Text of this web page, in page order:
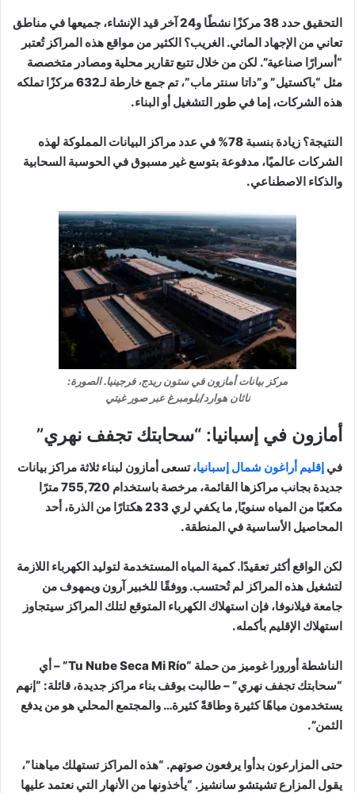
التحقيق حدد 38 مركزًا نشطًا و24 آخر قيد الإنشاء، جميعها في مناطق
تعاني من الإجهاد المائي. الغريب؟ الكثير من مواقع هذه المراكز تُعتبر
“أسرارًا صناعية”. لكن من خلال تتبع تقارير محلية ومصادر متخصصة
مثل “باكستيل” و”داتا سنتر ماب”، تم جمع خارطة لـ632 مركزًا تملكه
هذه الشركات، إما في طور التشغيل أو البناء.
النتيجة؟ زيادة بنسبة 78% في عدد مراكز البيانات المملوكة لهذه
الشركات عالميًا، مدفوعة بتوسع غير مسبوق في الحوسبة السحابية
والذكاء الاصطناعي.
مركز بيانات أمازون في ستون ريدج، فرجينيا. الصورة:
ناثان هوارد/بلومبرغ عبر صور غيتي
أمازون في إسبانيا: “سحابتك تجفف نهري”
في إقليم أراغون شمال إسبانيا، تسعى أمازون لبناء ثلاثة مراكز بيانات
جديدة بجانب مراكزها القائمة، مرخصة باستخدام 755,720 مترًا
مكعبًا من المياه سنويًا, ما يكفي لري 233 هكتارًا من الذرة، أحد
المحاصيل الأساسية في المنطقة.
لكن الواقع أكثر تعقيدًا. كمية المياه المستخدمة لتوليد الكهرباء اللازمة
لتشغيل هذه المراكز لم تُحتسب. ووفقًا للخبير آرون ويمهوف من
جامعة فيلانوفا، فإن استهلاك الكهرباء المتوقع لتلك المراكز سيتجاوز
استهلاك الإقليم بأكمله.
الناشطة أورورا غوميز من حملة “Tu Nube Seca Mi Río” – أي
“سحابتك تجفف نهري” – طالبت بوقف بناء مراكز جديدة، قائلة: “إنهم
يستخدمون مياهًا كثيرة وطاقةً كثيرة… والمجتمع المحلي هو من يدفع
الثمن”.
حتى المزارعون بدأوا يرفعون صوتهم. “هذه المراكز تستهلك مياهنا”،
يقول المزارع تشيتشو سانشيز. “يأخذونها من الأنهار التي نعتمد عليها